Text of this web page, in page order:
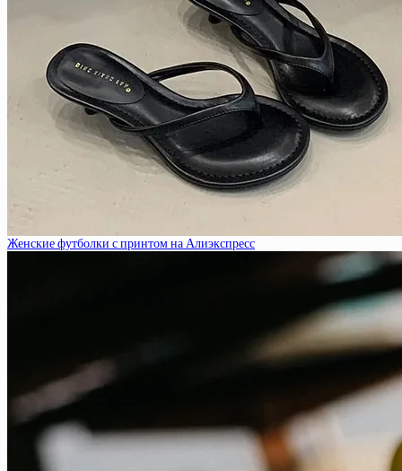
Женские футболки с принтом на Алиэкспресс